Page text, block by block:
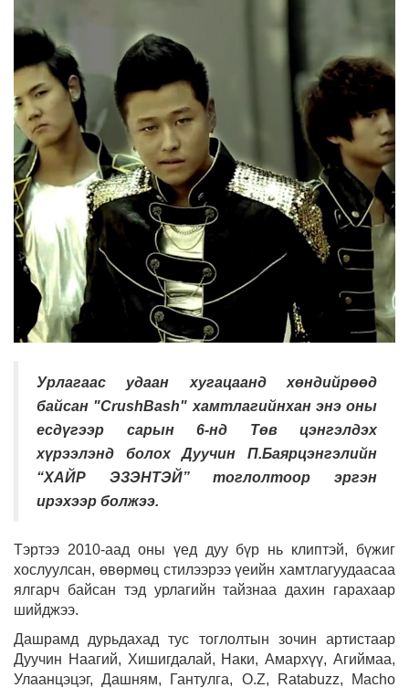
Урлагаас удаан хугацаанд хөндийрөөд
байсан "СrushBash" хамтлагийнхан энэ оны
есдүгээр сарын 6-нд Төв цэнгэлдэх
хүрээлэнд болох Дуучин П.Баярцэнгэлийн
“ХАЙР ЭЗЭНТЭЙ” тоглолтоор эргэн
ирэхээр болжээ.
Тэртээ 2010-аад оны үед дуу бүр нь клиптэй, бүжиг
хослуулсан, өвөрмөц стилээрээ үеийн хамтлагуудаасаа
ялгарч байсан тэд урлагийн тайзнаа дахин гарахаар
шийджээ.
Дашрамд дурьдахад тус тоглолтын зочин артистаар
Дуучин Наагий, Хишигдалай, Наки, Амархүү, Агиймаа,
Улаанцэцэг, Дашням, Гантулга, O.Z, Ratabuzz, Macho